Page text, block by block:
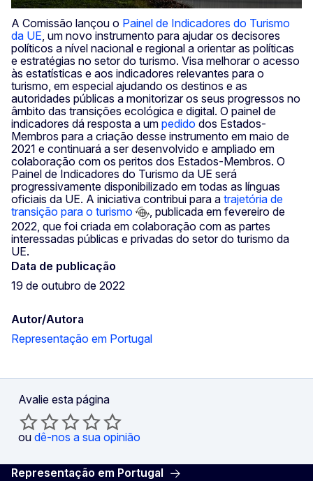
A Comissão lançou o Painel de Indicadores do Turismo
da UE, um novo instrumento para ajudar os decisores
políticos a nível nacional e regional a orientar as políticas
e estratégias no setor do turismo. Visa melhorar o acesso
às estatísticas e aos indicadores relevantes para o
turismo, em especial ajudando os destinos e as
autoridades públicas a monitorizar os seus progressos no
âmbito das transições ecológica e digital. O painel de
indicadores dá resposta a um pedido dos Estados-
Membros para a criação desse instrumento em maio de
2021 e continuará a ser desenvolvido e ampliado em
colaboração com os peritos dos Estados-Membros. O
Painel de Indicadores do Turismo da UE será
progressivamente disponibilizado em todas as línguas
oficiais da UE. A iniciativa contribui para a trajetória de
transição para o turismo
, publicada em fevereiro de
2022, que foi criada em colaboração com as partes
interessadas públicas e privadas do setor do turismo da
UE.
Data de publicação
19 de outubro de 2022
Autor/Autora
Representação em Portugal
Avalie esta página
ou dê-nos a sua opinião
Representação em Portugal